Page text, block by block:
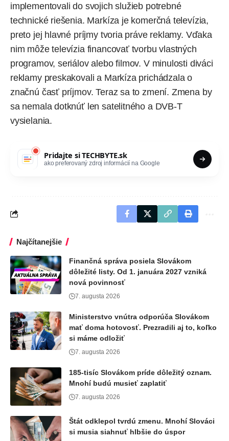
implementovali do svojich služieb potrebné
technické riešenia. Markíza je komerčná televízia,
preto jej hlavné príjmy tvoria práve reklamy. Vďaka
nim môže televízia financovať tvorbu vlastných
programov, seriálov alebo filmov. V minulosti diváci
reklamy preskakovali a Markíza prichádzala o
značnú časť príjmov. Teraz sa to zmení. Zmena by
sa nemala dotknúť len satelitného a DVB-T
vysielania.
Pridajte siTECHBYTE.sk
ako preferovaný zdroj informácií na Google
Najčítanejšie
Finančná správa posiela Slovákom
dôležité listy. Od 1. januára 2027 vzniká
nová povinnosť
7. augusta 2026
Ministerstvo vnútra odporúča Slovákom
mať doma hotovosť. Prezradili aj to, koľko
si máme odložiť
7. augusta 2026
185-tisíc Slovákom príde dôležitý oznam.
Mnohí budú musieť zaplatiť
7. augusta 2026
Štát odklepol tvrdú zmenu. Mnohí Slováci
si musia siahnuť hlbšie do úspor